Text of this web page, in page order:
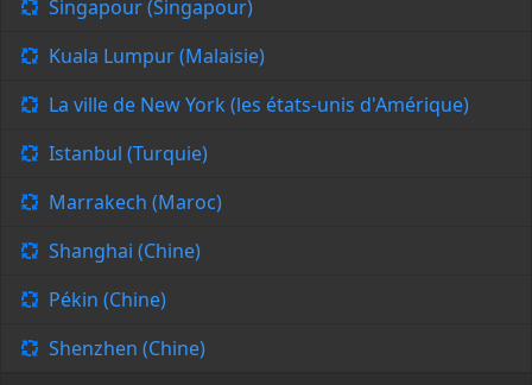
Singapour (Singapour)
Kuala Lumpur (Malaisie)
La ville de New York (les états-unis d'Amérique)
Istanbul (Turquie)
Marrakech (Maroc)
Shanghai (Chine)
Pékin (Chine)
Shenzhen (Chine)